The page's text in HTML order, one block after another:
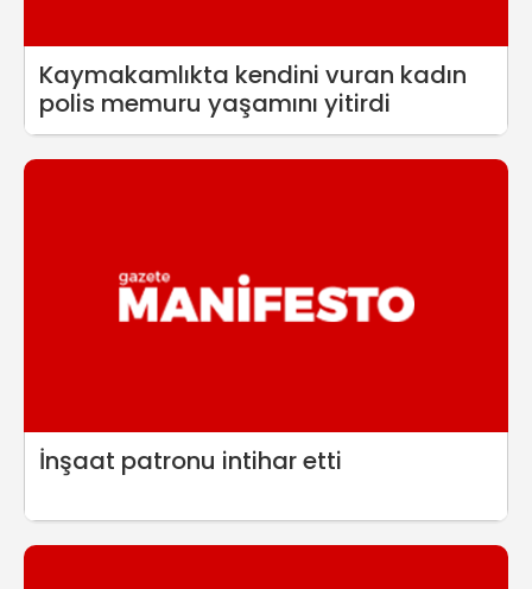
Kaymakamlıkta kendini vuran kadın
polis memuru yaşamını yitirdi
İnşaat patronu intihar etti